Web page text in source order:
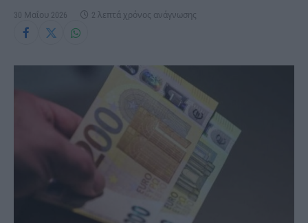
30 Μαΐου 2026 2 λεπτά χρόνος ανάγνωσης